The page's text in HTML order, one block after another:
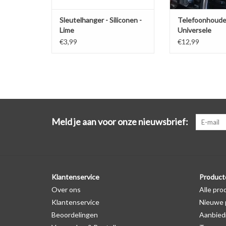
Sleutelhanger - Siliconen -
Lime
€3,99
Universele
ventilatiehouder
€12,99
Meld je aan voor onze nieuwsbrief:
Klantenservice
Over ons
Klantenservice
Beoordelingen
Alle
Nieuwe